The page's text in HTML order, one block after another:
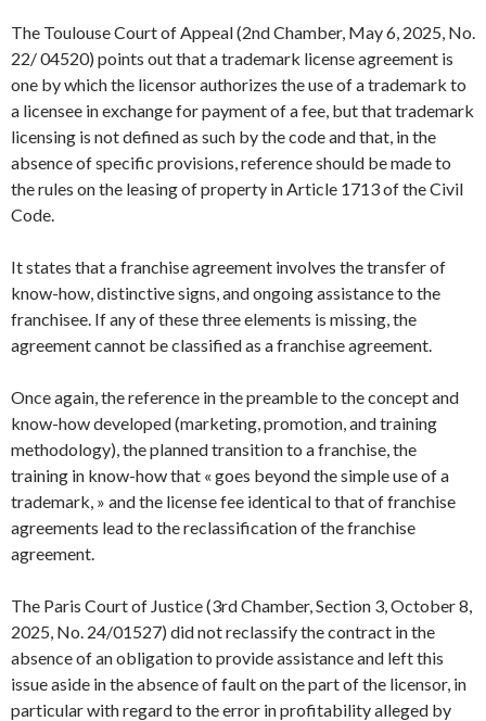
The Toulouse Court of Appeal (2nd Chamber, May 6, 2025, No.
22/ 04520) points out that a trademark license agreement is
one by which the licensor authorizes the use of a trademark to
a licensee in exchange for payment of a fee, but that trademark
licensing is not defined as such by the code and that, in the
absence of specific provisions, reference should be made to
the rules on the leasing of property in Article 1713 of the Civil
Code.
It states that a franchise agreement involves the transfer of
know-how, distinctive signs, and ongoing assistance to the
franchisee. If any of these three elements is missing, the
agreement cannot be classified as a franchise agreement.
Once again, the reference in the preamble to the concept and
know-how developed (marketing, promotion, and training
methodology), the planned transition to a franchise, the
training in know-how that « goes beyond the simple use of a
trademark, » and the license fee identical to that of franchise
agreements lead to the reclassification of the franchise
agreement.
The Paris Court of Justice (3rd Chamber, Section 3, October 8,
2025, No. 24/01527) did not reclassify the contract in the
absence of an obligation to provide assistance and left this
issue aside in the absence of fault on the part of the licensor, in
particular with regard to the error in profitability alleged by